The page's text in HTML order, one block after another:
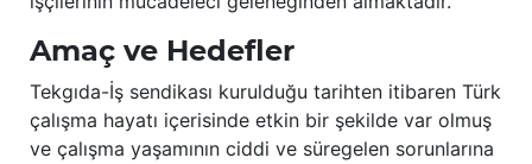
Amaç ve Hedefler
Tekgıda-İş sendikası kurulduğu tarihten itibaren Türk
çalışma hayatı içerisinde etkin bir şekilde var olmuş
ve çalışma yaşamının ciddi ve süregelen sorunlarına